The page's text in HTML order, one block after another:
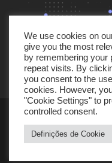
© 2021
We use cookies on
give you the most
by remembering your
repeat visits. By
you consent to the
cookies. However,
"Cookie Settings" to
controlled consent.
Definições de Cookie